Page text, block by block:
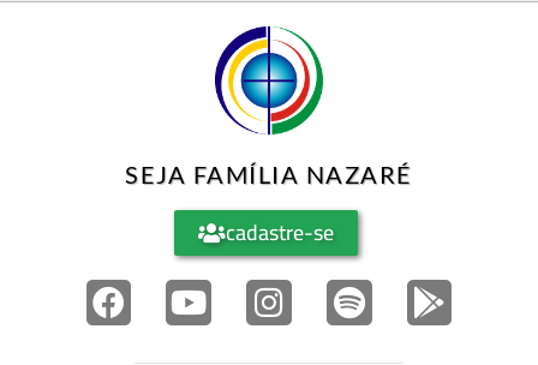
SEJA FAMÍLIA NAZARÉ
cadastre-se